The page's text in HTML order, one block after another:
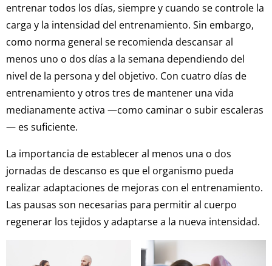
entrenar todos los días, siempre y cuando se controle la
carga y la intensidad del entrenamiento. Sin embargo,
como norma general se recomienda descansar al
menos uno o dos días a la semana dependiendo del
nivel de la persona y del objetivo. Con cuatro días de
entrenamiento y otros tres de mantener una vida
medianamente activa —como caminar o subir escaleras
— es suficiente.
La importancia de establecer al menos una o dos
jornadas de descanso es que el organismo pueda
realizar adaptaciones de mejoras con el entrenamiento.
Las pausas son necesarias para permitir al cuerpo
regenerar los tejidos y adaptarse a la nueva intensidad.